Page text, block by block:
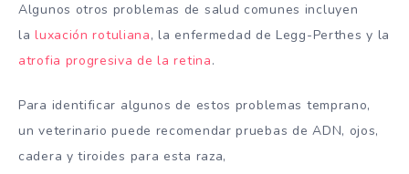
Algunos otros problemas de salud comunes incluyen
laluxación rotuliana, la enfermedad de Legg-Perthes y la
atrofia progresiva de la retina.
Para identificar algunos de estos problemas temprano,
un veterinario puede recomendar pruebas de ADN, ojos,
cadera y tiroides para esta raza,